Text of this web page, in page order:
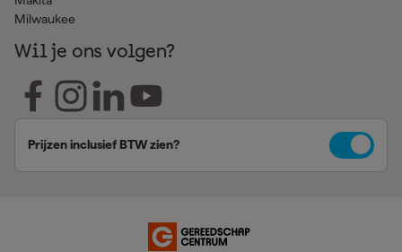
Milwaukee
Wil je ons volgen?
Prijzen inclusief BTW zien?